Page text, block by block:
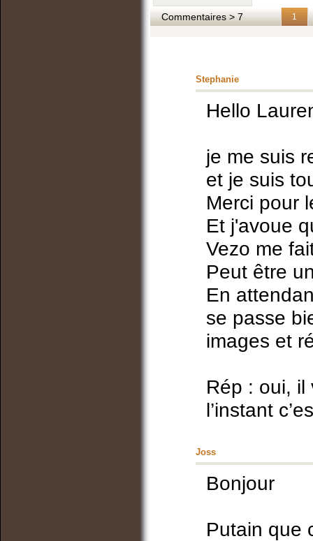
Commentaires > 7 1
Stephanie
Hello
je me suis
et je suis
Merci pour
Et j'avoue
Vezo me
Peut être
En
se passe
images et
Rép : oui, il
l’instant
Joss
Bonjour
Putain que